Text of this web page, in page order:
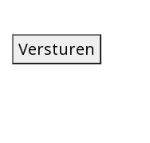
Versturen